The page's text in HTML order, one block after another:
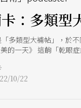
：多類型
多類型大補帖」，於
美的一天》 這齣「乾
溫柔打動無數觀眾。
CELL》 自從2015年
10/22